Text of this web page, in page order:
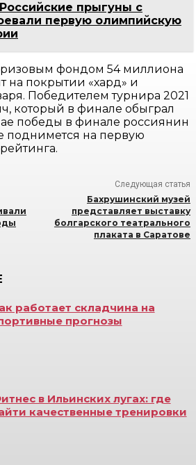
Российские прыгуны с
первую олимпийскую
фондом 54 миллиона
на покрытии «хард» и
Победителем турнира 2021
который в финале обыграл
победы в финале россиянин
поднимется на первую
Следующая статья
Бахрушинский музей
представляет выставку
болгарского театрального
плаката в Саратове
работает складчина на
прогнозы
в Ильинских лугах: где
качественные тренировки